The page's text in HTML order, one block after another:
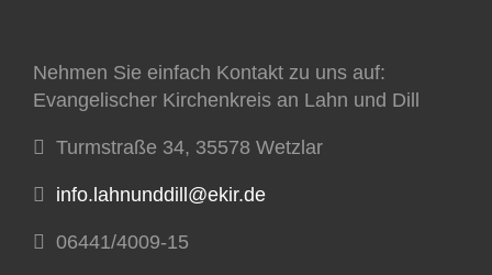
Nehmen Sie einfach Kontakt zu uns auf:
Evangelischer Kirchenkreis an Lahn und Dill
Turmstraße 34, 35578 Wetzlar
info.lahnunddill@ekir.de
06441/4009-15